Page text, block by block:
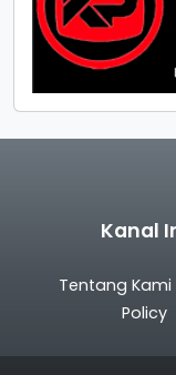
Kanal
Tentang Kami
Policy